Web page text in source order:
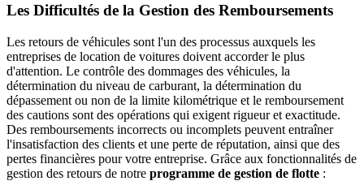
Les Difficultés de la Gestion des Remboursements
Les retours de véhicules sont l'un des processus auxquels les
entreprises de location de voitures doivent accorder le plus
d'attention. Le contrôle des dommages des véhicules, la
détermination du niveau de carburant, la détermination du
dépassement ou non de la limite kilométrique et le remboursement
des cautions sont des opérations qui exigent rigueur et exactitude.
Des remboursements incorrects ou incomplets peuvent entraîner
l'insatisfaction des clients et une perte de réputation, ainsi que des
pertes financières pour votre entreprise. Grâce aux fonctionnalités de
gestion des retours de notre programme de gestion de flotte :